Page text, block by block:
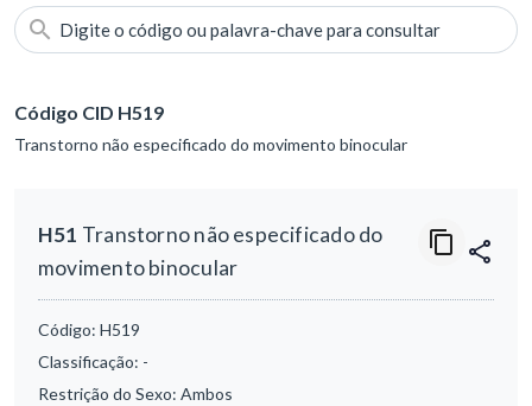
Digite o código ou palavra-chave para consultar
Código CID H519
Transtorno não especificado do movimento binocular
H51 Transtorno não especificado do
movimento binocular
Código: H519
Classificação: -
Restrição do Sexo: Ambos